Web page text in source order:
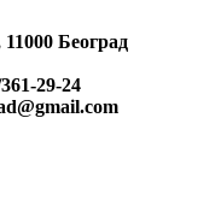
Београд
29-24